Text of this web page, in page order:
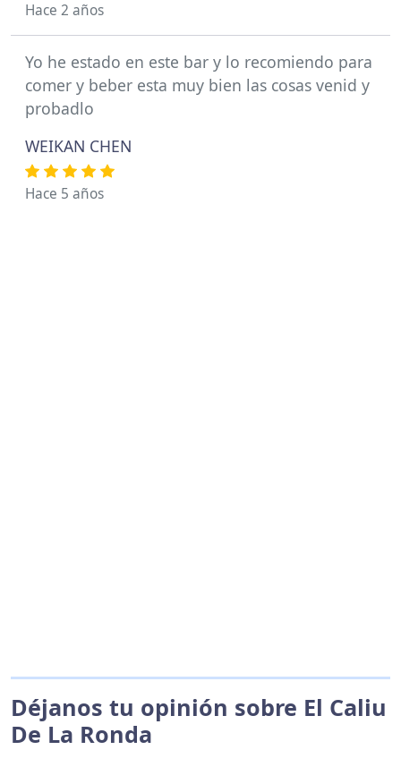
Hace 2 años
Yo he estado en este bar y lo recomiendo para
comer y beber esta muy bien las cosas venid y
probadlo
WEIKAN CHEN
Hace 5 años
Déjanos tu opinión sobre El Caliu
De La Ronda